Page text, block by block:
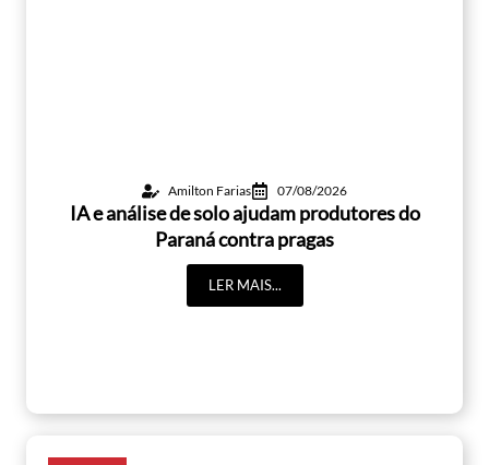
Amilton Farias 07/08/2026
IA e análise de solo ajudam produtores do
Paraná contra pragas
LER MAIS...